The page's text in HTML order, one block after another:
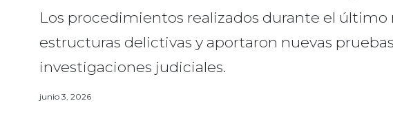
Los procedimientos realizados durante el
estructuras delictivas y aportaron nuevas
investigaciones judiciales.
junio 3, 2026